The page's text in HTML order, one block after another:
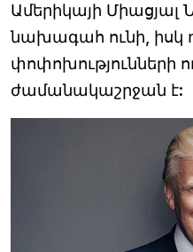
Ամերիկայի Միացյալ
նախագահ ունի, իսկ
փոփոխությունների
ժամանակաշրջան է: